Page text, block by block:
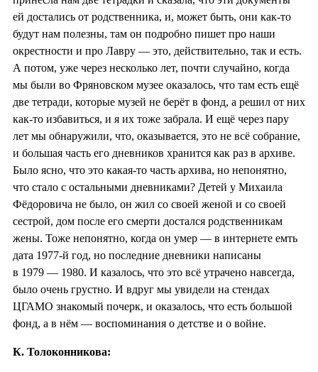
ей достались от родственника, и, может быть, они как-то
будут нам полезны, там он подробно пишет про наши
окрестности и про Лавру — это, действительно, так и есть.
А потом, уже через несколько лет, почти случайно, когда
мы были во Фряновском музее оказалось, что там есть ещё
две тетради, которые музей не берёт в фонд, а решил от них
как-то избавиться, и я их тоже забрала. И ещё через пару
лет мы обнаружили, что, оказывается, это не всё собрание,
и большая часть его дневников хранится как раз в архиве.
Было ясно, что это какая-то часть архива, но непонятно,
что стало с остальными дневниками? Детей у Михаила
Фёдоровича не было, он жил со своей женой и со своей
сестрой, дом после его смерти достался родственникам
жены. Тоже непонятно, когда он умер — в интернете емть
дата 1977-й год, но последние дневники написаны
в 1979 — 1980. И казалось, что это всё утрачено навсегда,
было очень грустно. И вдруг мы увидели на стендах
ЦГАМО знакомый почерк, и оказалось, что есть большой
фонд, а в нём — воспоминания о детстве и о войне.
К. Толоконникова: